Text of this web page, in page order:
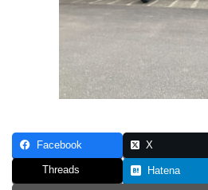
Facebook X
Threads Hatena